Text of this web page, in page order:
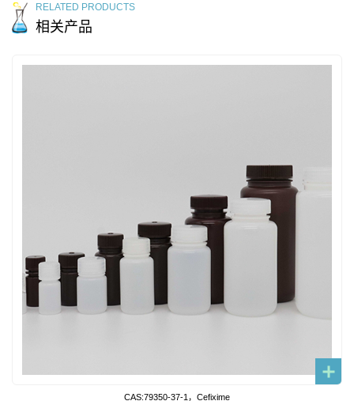
RELATED PRODUCTS
相关产品
CAS:79350-37-1，Cefixime